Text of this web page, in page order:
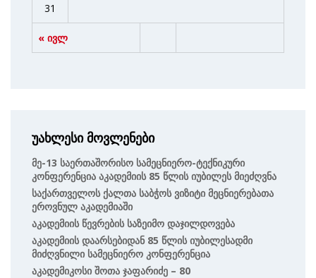
« ივლ
31
უახლესი მოვლენები
Მე-13 Საერთაშორისო Სამეცნიერო-Ტექნიკური
Კონფერენცია Აკადემიის 85 Წლის Იუბილეს Მიეძღვნა
Საქართველოს Ქალთა Საბჭოს Ვიზიტი Მეცნიერებათა
Ეროვნულ Აკადემიაში
Აკადემიის Წევრების Საზეიმო Დაჯილდოვება
Აკადემიის Დაარსებიდან 85 Წლის Იუბილესადმი
Მიძღვნილი Სამეცნიერო Კონფერენცია
Აკადემიკოსი Შოთა Ჯაფარიძე – 80